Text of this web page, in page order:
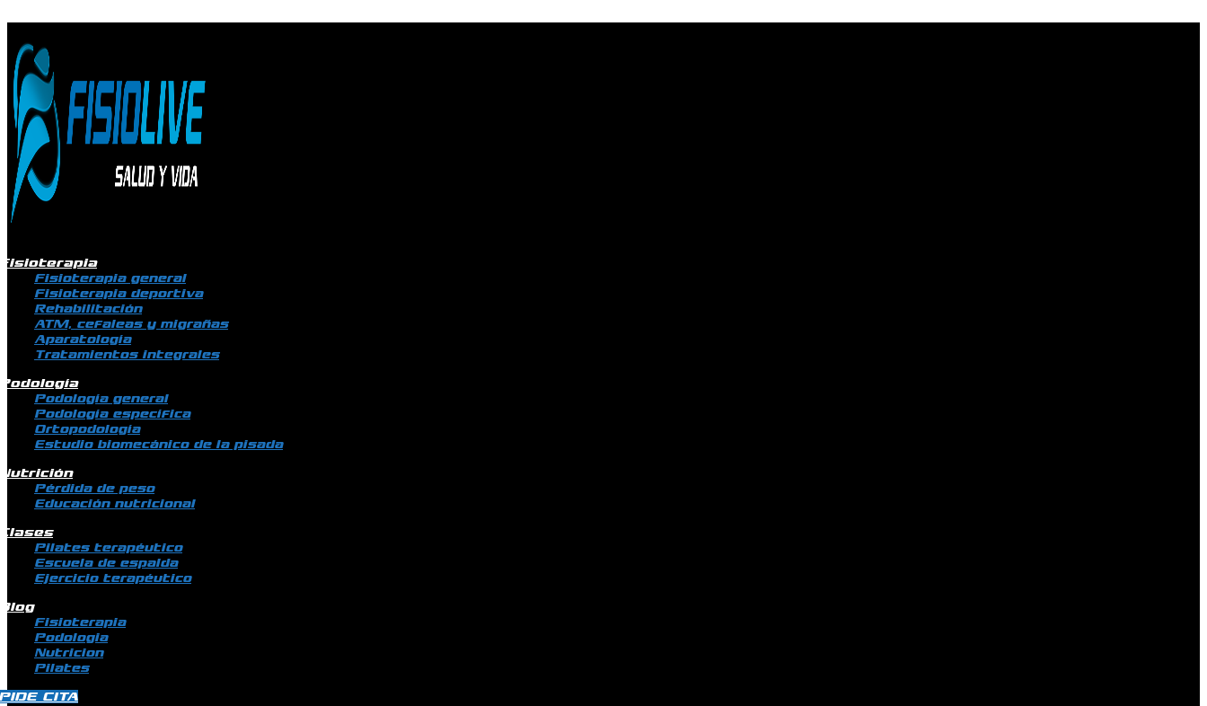
Fisioterapia general
Fisioterapia deportiva
Rehabilitación
ATM, cefaleas y migrañas
Aparatología
Tratamientos integrales
Podología general
Podología específica
Ortopodología
Estudio biomecánico de la pisada
Pérdida de peso
Educación nutricional
Pilates terapéutico
Escuela de espalda
Ejercicio terapéutico
Fisioterapia
Podologia
Nutricion
Pilates
CITA